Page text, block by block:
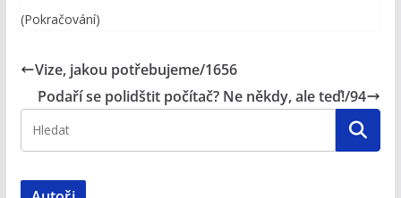
(Pokračování)
Vize, jakou potřebujeme/1656
Podaří se polidštit počítač? Ne někdy, ale teď!/94